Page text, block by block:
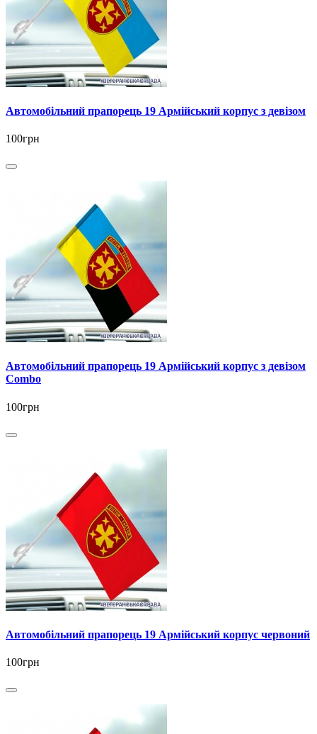
Автомобільний прапорець 19 Армійський корпус з девізом
100грн
Автомобільний прапорець 19 Армійський корпус з девізом
Combo
100грн
Автомобільний прапорець 19 Армійський корпус червоний
100грн